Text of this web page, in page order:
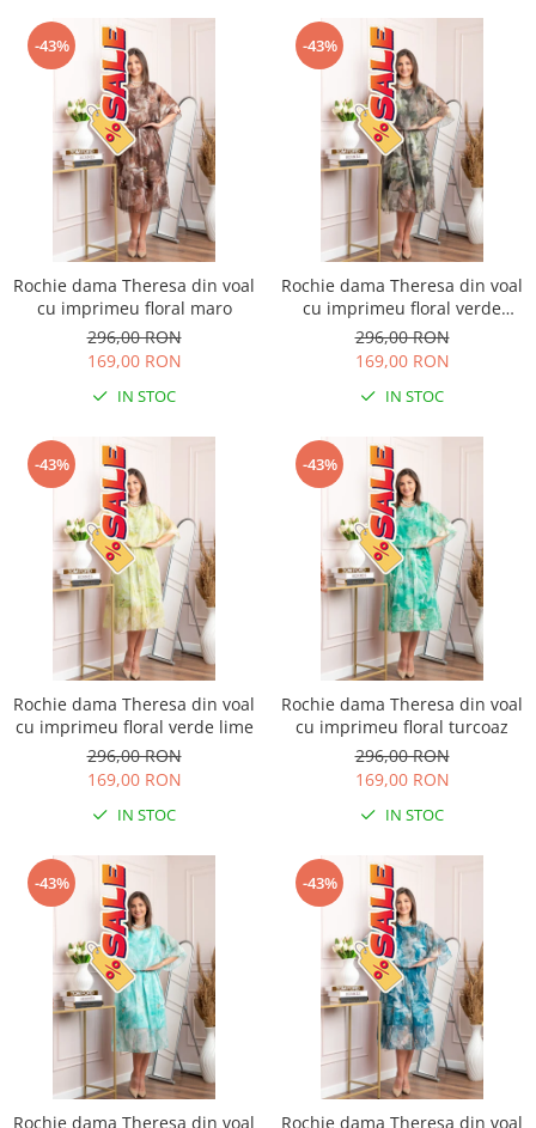
-43%
Rochie dama Theresa din voal
cu imprimeu floral maro
296,00 RON
169,00 RON
IN STOC
-43%
Rochie dama Theresa din voal
cu imprimeu floral verde
salvie
296,00 RON
169,00 RON
IN STOC
-43%
Rochie dama Theresa din voal
cu imprimeu floral verde lime
296,00 RON
169,00 RON
IN STOC
-43%
Rochie dama Theresa din voal
cu imprimeu floral turcoaz
296,00 RON
169,00 RON
IN STOC
-43%
Rochie dama Theresa din voal
-43%
Rochie dama Theresa din voal